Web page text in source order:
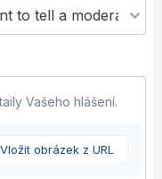
Vašeho hlášení.
Vložit obrázek z URL